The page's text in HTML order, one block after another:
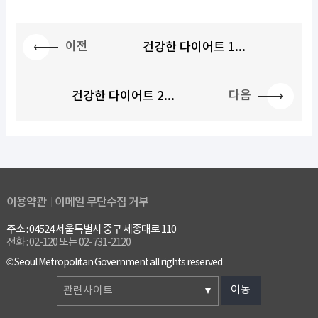
이전 건강한 다이어트 1...
건강한 다이어트 2... 다음
이용약관 이메일 무단수집 거부
주소 : 04524 서울특별시 중구 세종대로 110
전화 : 02-120 또는 02-731-2120
© Seoul Metropolitan Government all rights reserved
관련사이트 이동